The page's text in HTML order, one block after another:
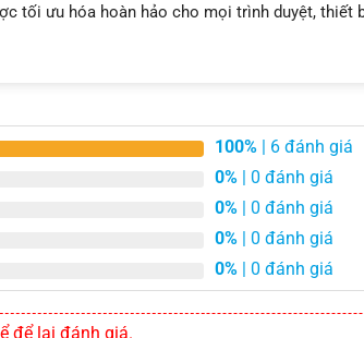
tối ưu hóa hoàn hảo cho mọi trình duyệt, thiết
100% | 6 đánh giá
0% | 0 đánh giá
0% | 0 đánh giá
0% | 0 đánh giá
0% | 0 đánh giá
để lại đánh giá.